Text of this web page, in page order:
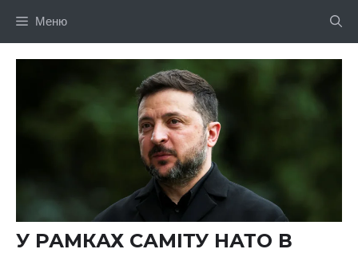
Меню
У РАМКАХ САМІТУ НАТО В